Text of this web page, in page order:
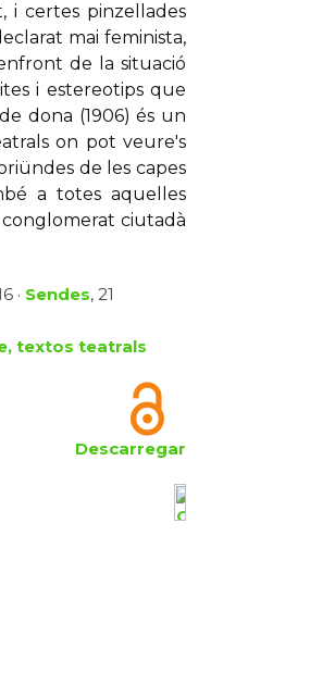
i certes pinzellades
mai feminista,
de la situació
i estereotips que
dona (1906) és un
on pot veure's
de les capes
a totes aquelles
ciutadà
· Sendes, 21
textos teatrals
Descarregar